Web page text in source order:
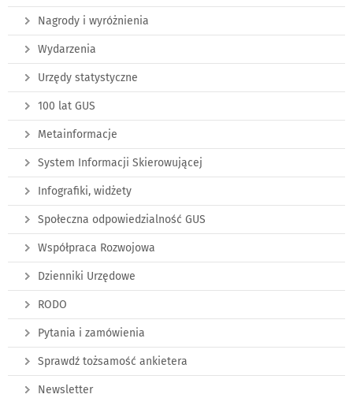
Nagrody i wyróżnienia
Wydarzenia
Urzędy statystyczne
100 lat GUS
Metainformacje
System Informacji Skierowującej
Infografiki, widżety
Społeczna odpowiedzialność GUS
Współpraca Rozwojowa
Dzienniki Urzędowe
RODO
Pytania i zamówienia
Sprawdź tożsamość ankietera
Newsletter